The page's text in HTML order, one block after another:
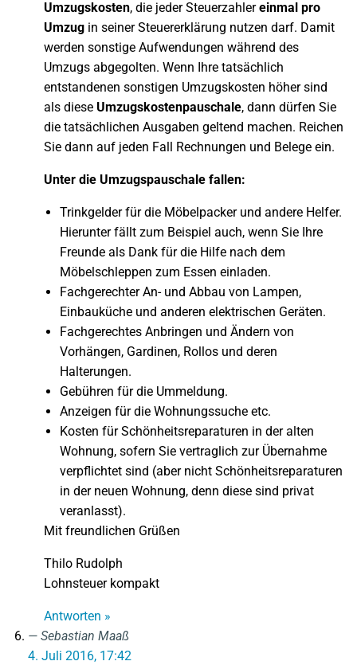
Umzugskosten, die jeder Steuerzahlereinmal pro
Umzug in seiner Steuererklärung nutzen darf. Damit
werden sonstige Aufwendungen während des
Umzugs abgegolten. Wenn Ihre tatsächlich
entstandenen sonstigen Umzugskosten höher sind
als diese Umzugskostenpauschale, dann dürfen Sie
die tatsächlichen Ausgaben geltend machen. Reichen
Sie dann auf jeden Fall Rechnungen und Belege ein.
Unter die Umzugspauschale fallen:
Trinkgelder für die Möbelpacker und andere Helfer.
Hierunter fällt zum Beispiel auch, wenn Sie Ihre
Freunde als Dank für die Hilfe nach dem
Möbelschleppen zum Essen einladen.
Fachgerechter An- und Abbau von Lampen,
Einbauküche und anderen elektrischen Geräten.
Fachgerechtes Anbringen und Ändern von
Vorhängen, Gardinen, Rollos und deren
Halterungen.
Gebühren für die Ummeldung.
Anzeigen für die Wohnungssuche etc.
Kosten für Schönheitsreparaturen in der alten
Wohnung, sofern Sie vertraglich zur Übernahme
verpflichtet sind (aber nicht Schönheitsreparaturen
in der neuen Wohnung, denn diese sind privat
veranlasst).
Mit freundlichen Grüßen
Thilo Rudolph
Lohnsteuer kompakt
Antworten »
Sebastian Maaß
4. Juli 2016, 17:42